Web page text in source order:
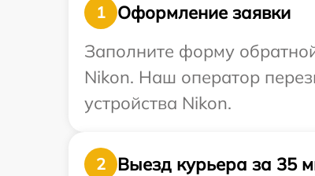
1
Оформление заявки
Заполните форму
Nikon. Наш оператор
устройства Nikon.
2
Выезд курьера за 35